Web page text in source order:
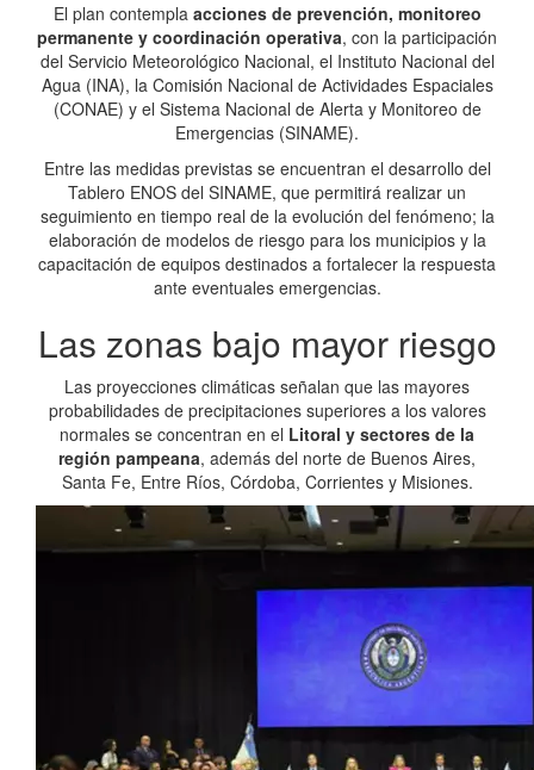
El plan contempla acciones de prevención, monitoreo
permanente y coordinación operativa, con la participación
del Servicio Meteorológico Nacional, el Instituto Nacional del
Agua (INA), la Comisión Nacional de Actividades Espaciales
(CONAE) y el Sistema Nacional de Alerta y Monitoreo de
Emergencias (SINAME).
Entre las medidas previstas se encuentran el desarrollo del
Tablero ENOS del SINAME, que permitirá realizar un
seguimiento en tiempo real de la evolución del fenómeno; la
elaboración de modelos de riesgo para los municipios y la
capacitación de equipos destinados a fortalecer la respuesta
ante eventuales emergencias.
Las zonas bajo mayor riesgo
Las proyecciones climáticas señalan que las mayores
probabilidades de precipitaciones superiores a los valores
normales se concentran en el Litoral y sectores de la
región pampeana, además del norte de Buenos Aires,
Santa Fe, Entre Ríos, Córdoba, Corrientes y Misiones.